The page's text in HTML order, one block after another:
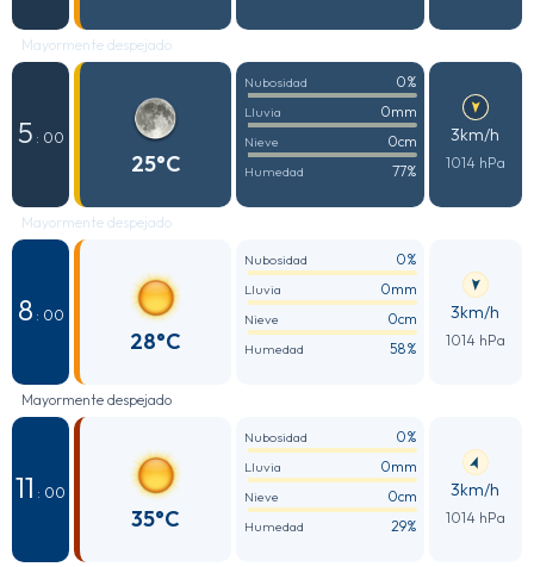
Mayormente despejado
5 : 00
25°C
Nubosidad 0%
Lluvia 0mm
Nieve 0cm
Humedad 77%
3km/h
1014 hPa
Mayormente despejado
8 : 00
28°C
Nubosidad 0%
Lluvia 0mm
Nieve 0cm
Humedad 58%
3km/h
1014 hPa
Mayormente despejado
11 : 00
35°C
Nubosidad 0%
Lluvia 0mm
Nieve 0cm
Humedad 29%
3km/h
1014 hPa